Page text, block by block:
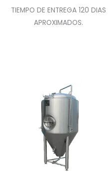
TIEMPO DE ENTREGA 120 DIAS
APROXIMADOS.